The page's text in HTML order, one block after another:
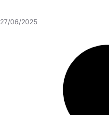
27/06/2025